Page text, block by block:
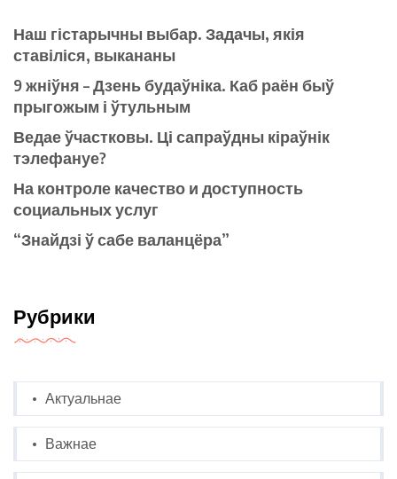
Наш гістарычны выбар. Задачы, якія
ставіліся, выкананы
9 жніўня – Дзень будаўніка. Каб раён быў
прыгожым і ўтульным
Ведае ўчастковы. Ці сапраўдны кіраўнік
тэлефануе?
На контроле качество и доступность
социальных услуг
“Знайдзі ў сабе валанцёра”
Рубрики
Актуальнае
Важнае